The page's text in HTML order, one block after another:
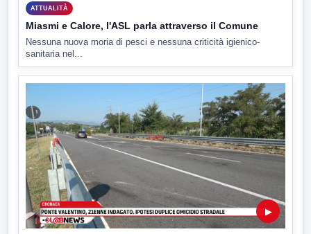
ATTUALITÀ
Miasmi e Calore, l'ASL parla attraverso il Comune
Nessuna nuova moria di pesci e nessuna criticità igienico-
sanitaria nel...
▶